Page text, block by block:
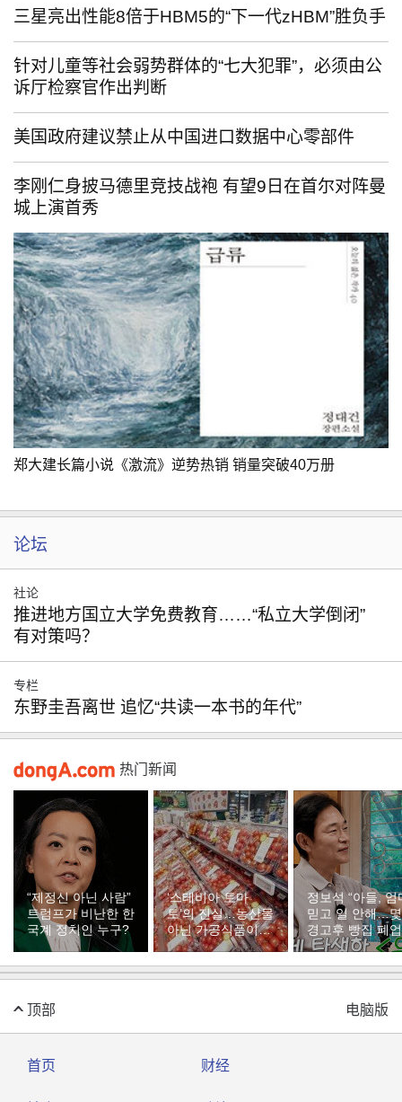
三星亮出性能8倍于HBM5的“下一代zHBM”胜负手
针对儿童等社会弱势群体的“七大犯罪”，必须由公
诉厅检察官作出判断
美国政府建议禁止从中国进口数据中心零部件
李刚仁身披马德里竞技战袍 有望9日在首尔对阵曼
城上演首秀
郑大建长篇小说《激流》逆势热销 销量突破40万册
论坛
社论
推进地方国立大学免费教育……“私立大学倒闭”
有对策吗？
专栏
东野圭吾离世 追忆“共读一本书的年代”
热门新闻
“제정신 아닌 사람”
트럼프가 비난한 한
국계 정치인 누구?
‘스테비아 토마
토’의 진실…농산물
아닌 가공식품이었
다
정보석 “아들, 엄
믿고 일 안해…
경고후 빵집 폐업
顶部 电脑版
首页 财经